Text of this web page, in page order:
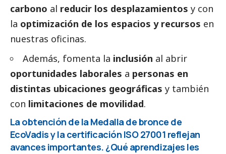
carbono al reducir los desplazamientos y con
la optimización de los espacios y recursos en
nuestras oficinas.
Además, fomenta la inclusión al abrir
oportunidades laborales a personas en
distintas ubicaciones geográficas y también
con limitaciones de movilidad.
La obtención de la Medalla de bronce de
EcoVadis y la certificación ISO 27001 reflejan
avances importantes. ¿Qué aprendizajes les